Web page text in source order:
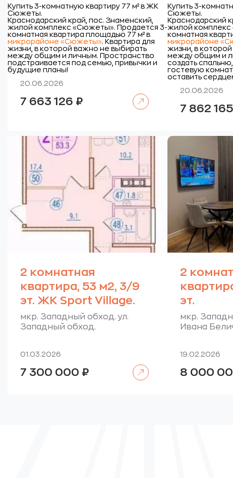
Купить 3-комнатную квартиру 77 м² в ЖК
Сюжеты.
Краснодарский край, пос. Знаменский,
жилой комплекс «Сюжеты». Продается 3-
комнатная квартира площадью 77 м² в
микрорайоне «Сюжеты». Квартира для
жизни, в которой важно не выбирать
между общим и личным. Пространство
подстраивается под семью, привычки и
будущие планы!
20.06.2026
7 663 126 ₽
Купить 3-
Сюжеты.
Краснодарский
жилой
комнатная
микрорайоне
жизни, в
между общим и
создать
гостевую
оставить
20.06.2026
7 862 165
2 комнатная
квартира, 53 м2, 3/9
эт. ЖК Sport Village.
мкр. Западный обход. ул.
Западный обход.
01.03.2026
7 300 000 ₽
2
эт.
мкр.
Ивана
19.02.2026
8 000